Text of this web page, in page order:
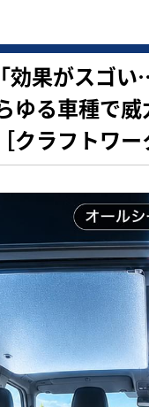
果がスゴい
ゆる車種で
クラフトワー